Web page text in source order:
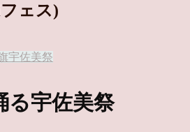
ェス)
宇佐美祭
る宇佐美祭